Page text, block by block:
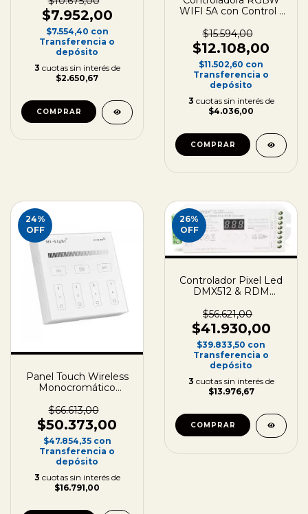
$7.952,00
$7.554,40 con
Transferencia o
depósito
3 cuotas sin interés de
$2.650,67
WIFI 5A con Control -
$15.594,00
$12.108,00
$11.502,60 con
Transferencia o
depósito
3 cuotas sin interés de
$4.036,00
24%
OFF
Panel Touch Wireless
Monocromático
4 Zonas
$66.613,00
$50.373,00
$47.854,35 con
Transferencia o
depósito
3 cuotas sin interés de
$16.791,00
26%
OFF
Controlador Pixel Led
DMX512 & RDM
Canales 20A - 12/24V
$56.621,00
$41.930,00
$39.833,50 con
Transferencia o
depósito
3 cuotas sin interés de
$13.976,67